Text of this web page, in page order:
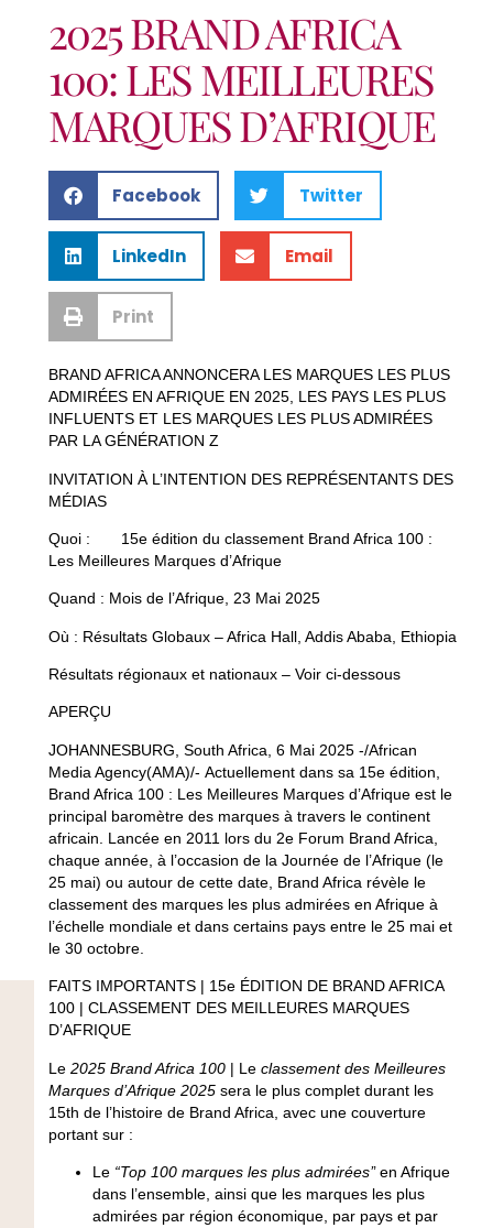
2025 BRAND AFRICA
100: LES MEILLEURES
MARQUES D’AFRIQUE
Facebook Twitter
LinkedIn Email
Print
BRAND AFRICA ANNONCERA LES MARQUES LES PLUS
ADMIRÉES EN AFRIQUE EN 2025, LES PAYS LES PLUS
INFLUENTS ET LES MARQUES LES PLUS ADMIRÉES
PAR LA GÉNÉRATION Z
INVITATION À L’INTENTION DES REPRÉSENTANTS DES
MÉDIAS
Quoi : 15e édition du classement Brand Africa 100 :
Les Meilleures Marques d’Afrique
Quand : Mois de l’Afrique, 23 Mai 2025
Où : Résultats Globaux – Africa Hall, Addis Ababa, Ethiopia
Résultats régionaux et nationaux – Voir ci-dessous
APERÇU
JOHANNESBURG, South Africa, 6 Mai 2025 -/African
Media Agency(AMA)/- Actuellement dans sa 15e édition,
Brand Africa 100 : Les Meilleures Marques d’Afrique est le
principal baromètre des marques à travers le continent
africain. Lancée en 2011 lors du 2e Forum Brand Africa,
chaque année, à l’occasion de la Journée de l’Afrique (le
25 mai) ou autour de cette date, Brand Africa révèle le
classement des marques les plus admirées en Afrique à
l’échelle mondiale et dans certains pays entre le 25 mai et
le 30 octobre.
FAITS IMPORTANTS | 15e ÉDITION DE BRAND AFRICA
100 | CLASSEMENT DES MEILLEURES MARQUES
D’AFRIQUE
Le 2025 Brand Africa 100 | Le classement des Meilleures
Marques d’Afrique 2025sera le plus complet durant les
15th de l’histoire de Brand Africa, avec une couverture
portant sur :
Le “Top 100 marques les plus admirées’’ en Afrique
dans l’ensemble, ainsi que les marques les plus
admirées par région économique, par pays et par